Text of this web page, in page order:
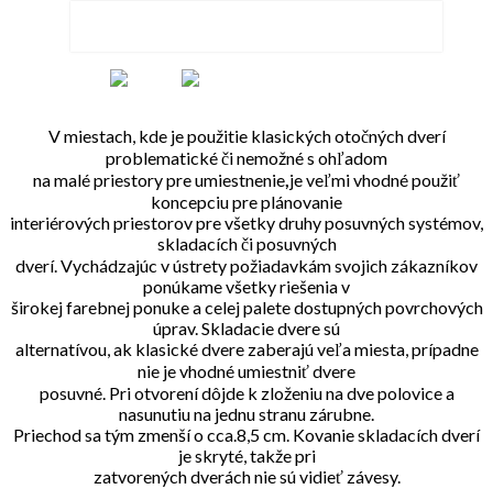
V miestach, kde je použitie klasických otočných dverí
problematické či nemožné s ohľadom
na malé priestory pre umiestnenie,je veľmi vhodné použiť
koncepciu pre plánovanie
interiérových priestorov pre všetky druhy posuvných systémov,
skladacích či posuvných
dverí. Vychádzajúc v ústrety požiadavkám svojich zákazníkov
ponúkame všetky riešenia v
širokej farebnej ponuke a celej palete dostupných povrchových
úprav. Skladacie dvere sú
alternatívou, ak klasické dvere zaberajú veľa miesta, prípadne
nie je vhodné umiestniť dvere
posuvné. Pri otvorení dôjde k zloženiu na dve polovice a
nasunutiu na jednu stranu zárubne.
Priechod sa tým zmenší o cca.8,5 cm. Kovanie skladacích dverí
je skryté, takže pri
zatvorených dverách nie sú vidieť závesy.